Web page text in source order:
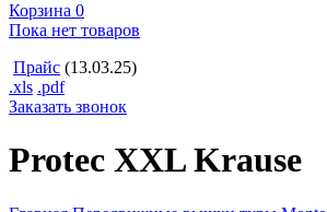
Корзина 0
Пока нет товаров
Прайс (13.03.25)
.xls .pdf
Заказать звонок
Protec XXL Krause